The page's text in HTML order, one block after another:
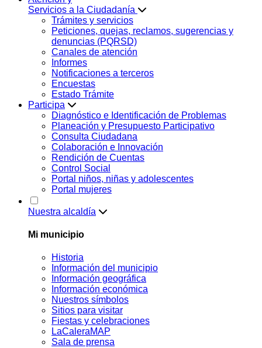
Servicios a la Ciudadanía
Trámites y servicios
Peticiones, quejas, reclamos, sugerencias y
denuncias (PQRSD)
Canales de atención
Informes
Notificaciones a terceros
Encuestas
Estado Trámite
Participa
Diagnóstico e Identificación de Problemas
Planeación y Presupuesto Participativo
Consulta Ciudadana
Colaboración e Innovación
Rendición de Cuentas
Control Social
Portal niños, niñas y adolescentes
Portal mujeres
Nuestra alcaldía
Mi municipio
Historia
Información del municipio
Información geográfica
Información económica
Nuestros símbolos
Sitios para visitar
Fiestas y celebraciones
LaCaleraMAP
Sala de prensa